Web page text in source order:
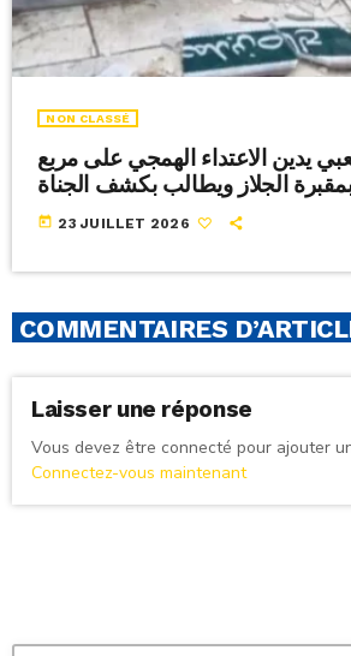
NON CLASSÉ
يدين الاعتداء الهمجي على مربع
بمقبرة الجلاز ويطالب بكشف الجناة
today 23 JUILLET 2026
COMMENTAIRES
Laisser une réponse
Vous devez être connecté pour ajouter
Connectez-vous maintenant